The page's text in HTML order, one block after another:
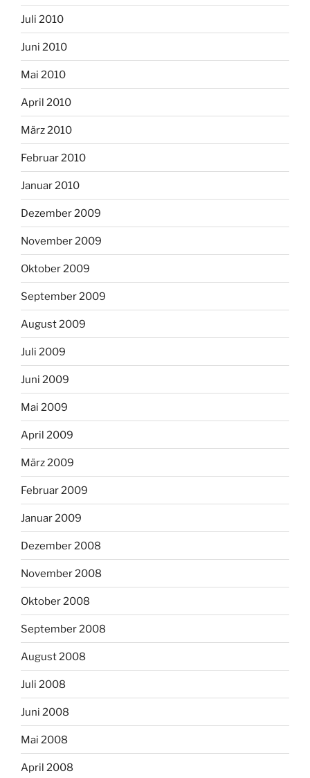
Juli 2010
Juni 2010
Mai 2010
April 2010
März 2010
Februar 2010
Januar 2010
Dezember 2009
November 2009
Oktober 2009
September 2009
August 2009
Juli 2009
Juni 2009
Mai 2009
April 2009
März 2009
Februar 2009
Januar 2009
Dezember 2008
November 2008
Oktober 2008
September 2008
August 2008
Juli 2008
Juni 2008
Mai 2008
April 2008